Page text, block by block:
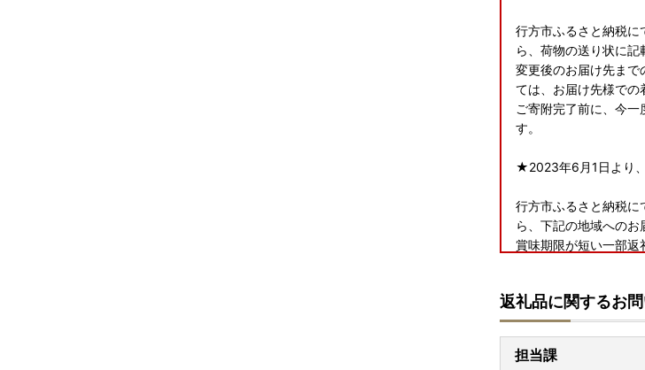
行方市ふるさと納税
ら、荷物の送り状に
変更後のお届け先まで
ては、お届け先様での
ご寄附完了前に、今
す。
★2023年6月1日より
行方市ふるさと納税
ら、下記の地域へのお
賞味期限が短い一部返
・島根県（松江市、安
愛媛県、高知県
■書類の送付について■
返礼品に関するお
担当課